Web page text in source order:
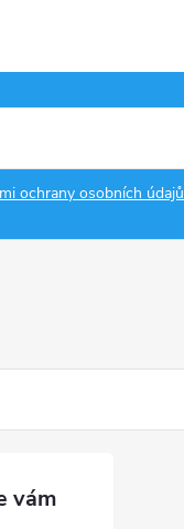
ochrany osobních údajů